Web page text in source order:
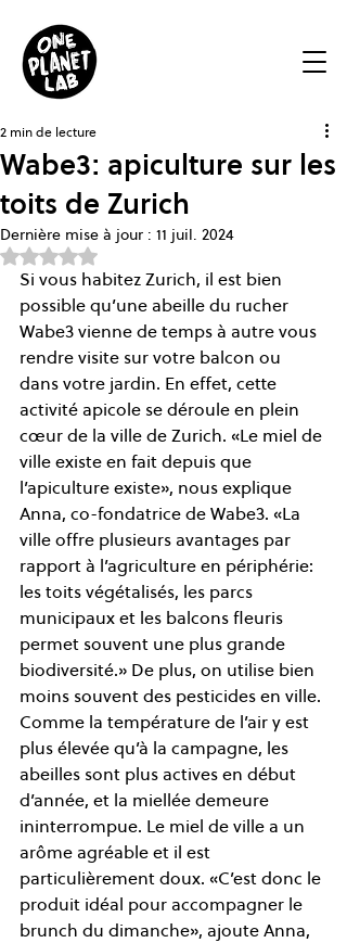
Wabe3: apiculture sur les
toits de Zurich
2 min de lecture
Dernière mise à jour : 11 juil. 2024
Noté NaN étoiles sur 5.
Si vous habitez Zurich, il est bien
possible qu’une abeille du rucher
Wabe3 vienne de temps à autre vous
rendre visite sur votre balcon ou
dans votre jardin. En effet, cette
activité apicole se déroule en plein
cœur de la ville de Zurich. «Le miel de
ville existe en fait depuis que
l’apiculture existe», nous explique
Anna, co-fondatrice de Wabe3. «La
ville offre plusieurs avantages par
rapport à l’agriculture en périphérie:
les toits végétalisés, les parcs
municipaux et les balcons fleuris
permet souvent une plus grande
biodiversité.» De plus, on utilise bien
moins souvent des pesticides en ville.
Comme la température de l’air y est
plus élevée qu’à la campagne, les
abeilles sont plus actives en début
d’année, et la miellée demeure
ininterrompue. Le miel de ville a un
arôme agréable et il est
particulièrement doux. «C’est donc le
produit idéal pour accompagner le
brunch du dimanche», ajoute Anna,